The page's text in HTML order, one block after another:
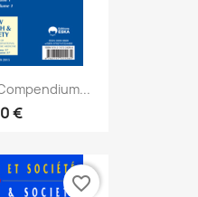
€
favorite_border